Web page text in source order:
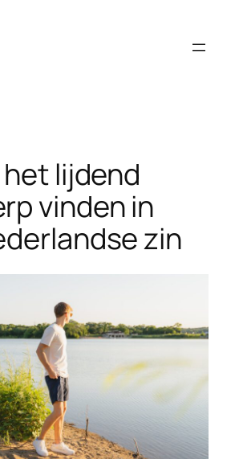
lijdend
vinden in
zin